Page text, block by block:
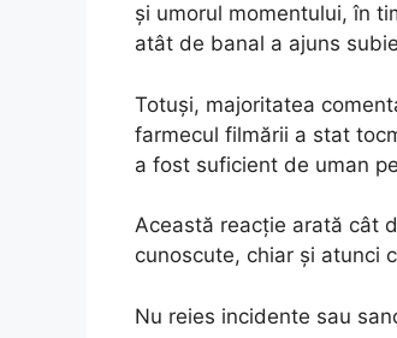
și umorul momentului, în
atât de banal a ajuns
Totuși, majoritatea
farmecul filmării a stat
a fost suficient de uman
Această reacție arată cât
cunoscute, chiar și atunci
Nu reies incidente sau